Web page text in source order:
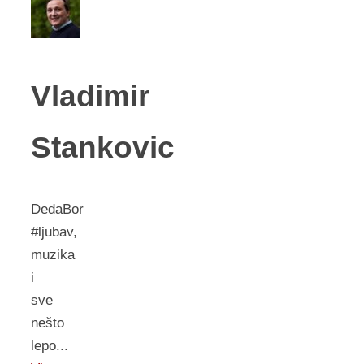
Vladimir
Stankovic
DedaBor
#ljubav,
muzika
i
sve
nešto
lepo...